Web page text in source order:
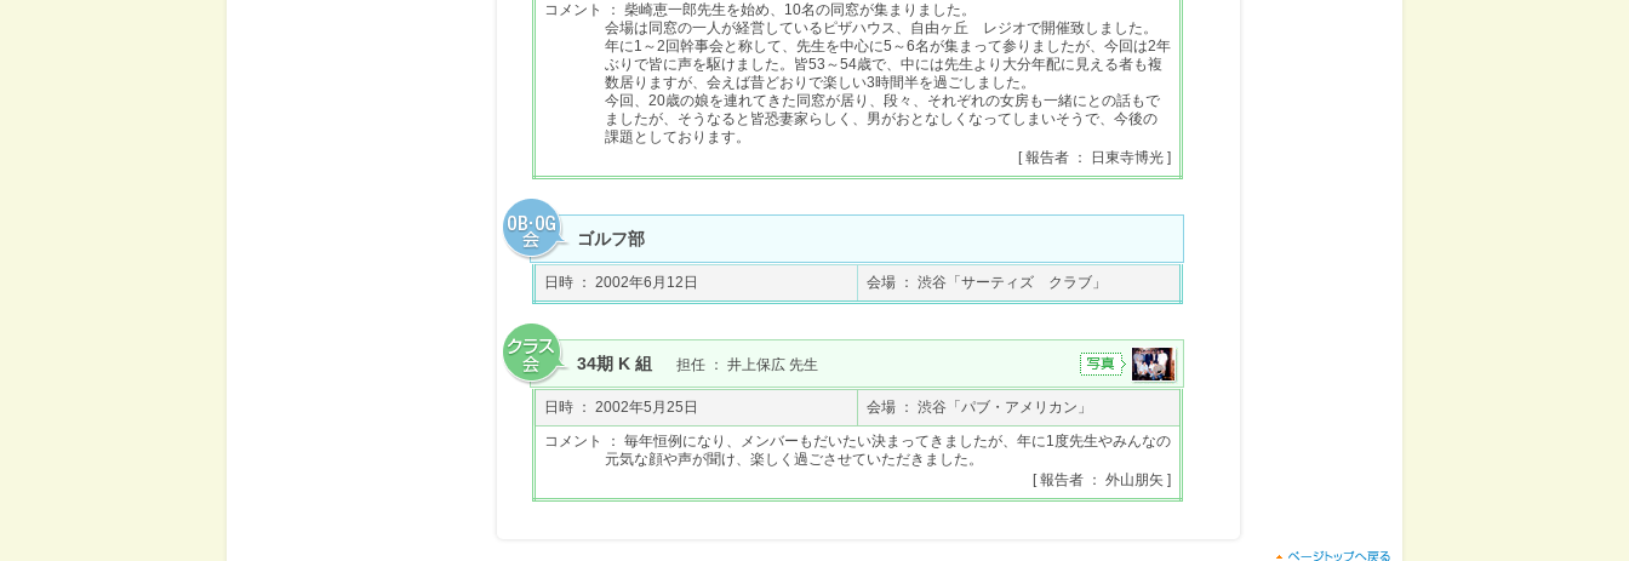
コメント ： 柴崎恵一郎先生を始め、10名の同窓が集まりました。
会場は同窓の一人が経営しているピザハウス、自由ヶ丘 レジオで開催致しました。
年に1～2回幹事会と称して、先生を中心に5～6名が集まって参りましたが、今回は2年
ぶりで皆に声を駆けました。皆53～54歳で、中には先生より大分年配に見える者も複
数居りますが、会えば昔どおりで楽しい3時間半を過ごしました。
今回、20歳の娘を連れてきた同窓が居り、段々、それぞれの女房も一緒にとの話もで
ましたが、そうなると皆恐妻家らしく、男がおとなしくなってしまいそうで、今後の
課題としております。
[ 報告者 ： 日東寺博光 ]
ゴルフ部
日時 ： 2002年6月12日 会場 ： 渋谷「サーティズ クラブ」
34期 K 組 担任 ： 井上保広 先生
日時 ： 2002年5月25日
会場 ： 渋谷「パブ・アメリカン」
コメント ： 毎年恒例になり、メンバーもだいたい決まってきましたが、年に1度先生やみんなの
元気な顔や声が聞け、楽しく過ごさせていただきました。
[ 報告者 ： 外山朋矢 ]